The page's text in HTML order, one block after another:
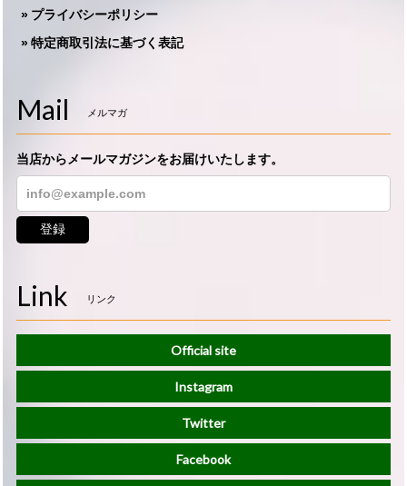
プライバシーポリシー
特定商取引法に基づく表記
Mail メルマガ
当店からメールマガジンをお届けいたします。
登録
Link リンク
Official site
Instagram
Twitter
Facebook